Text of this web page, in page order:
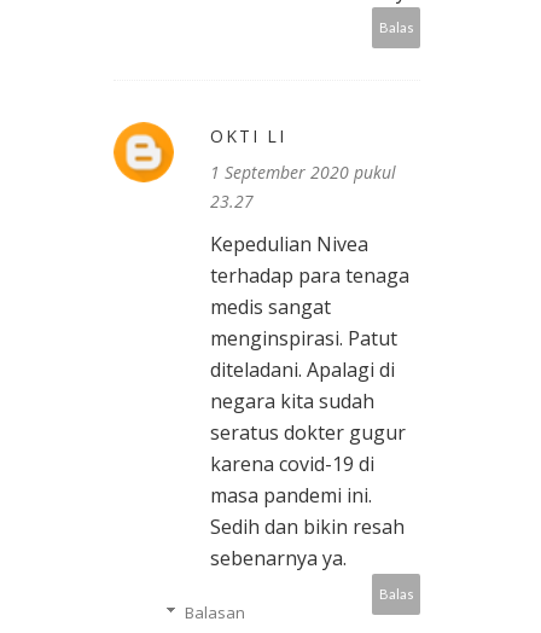
Balas
OKTI LI
1 September 2020 pukul
23.27
Kepedulian Nivea
terhadap para tenaga
medis sangat
menginspirasi. Patut
diteladani. Apalagi di
negara kita sudah
seratus dokter gugur
karena covid-19 di
masa pandemi ini.
Sedih dan bikin resah
sebenarnya ya.
Balas
Balasan